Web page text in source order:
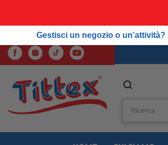
Gestisci un negozio o un’attività?
Gestisci un negozio o un’attività?